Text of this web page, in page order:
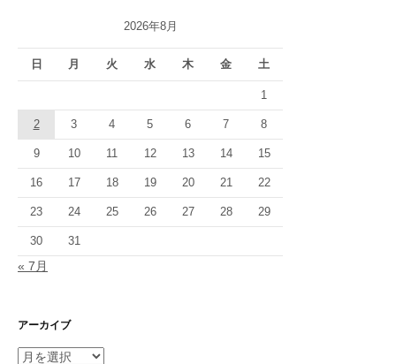
2026年8月
日 月 火 水 木 金 土
1
2 3 4 5 6 7 8
9 10 11 12 13 14 15
16 17 18 19 20 21 22
23 24 25 26 27 28 29
30 31
« 7月
アーカイブ
ア